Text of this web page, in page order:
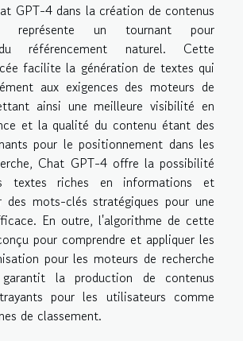
GPT-4 dans la création de contenus
représente un tournant pour
référencement naturel. Cette
facilite la génération de textes qui
aux exigences des moteurs de
ainsi une meilleure visibilité en
et la qualité du contenu étant des
pour le positionnement dans les
Chat GPT-4 offre la possibilité
textes riches en informations et
des mots-clés stratégiques pour une
En outre, l'algorithme de cette
pour comprendre et appliquer les
pour les moteurs de recherche
la production de contenus
pour les utilisateurs comme
de classement.